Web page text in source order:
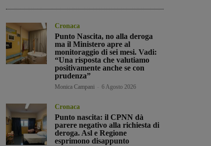
Cronaca
Punto Nascita, no alla deroga
ma il Ministero apre al
monitoraggio di sei mesi. Vadi:
“Una risposta che valutiamo
positivamente anche se con
prudenza”
Monica Campani 6 Agosto 2026
Cronaca
Punto nascita: il CPNN dà
parere negativo alla richiesta di
deroga. Asl e Regione
esprimono disappunto